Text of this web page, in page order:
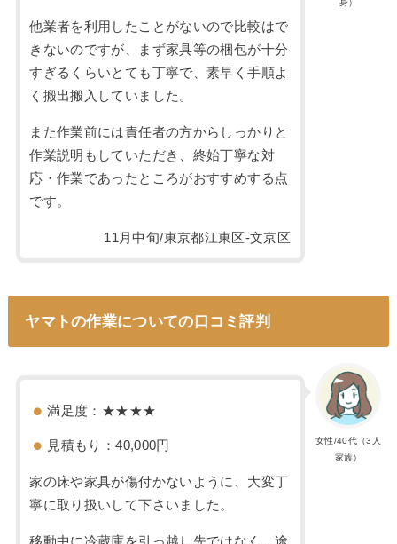
身）
他業者を利用したことがないので比較はで
きないのですが、まず家具等の梱包が十分
すぎるくらいとても丁寧で、素早く手順よ
く搬出搬入していました。
また作業前には責任者の方からしっかりと
作業説明もしていただき、終始丁寧な対
応・作業であったところがおすすめする点
です。
11月中旬/東京都江東区-文京区
ヤマトの作業についての口コミ評判
女性/40代（3人
家族）
満足度：★★★★
見積もり：40,000円
家の床や家具が傷付かないように、大変丁
寧に取り扱いして下さいました。